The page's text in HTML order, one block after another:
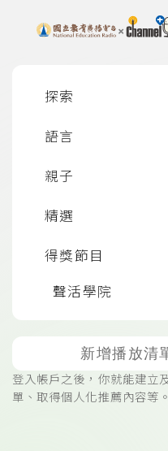
上方功能區塊
探索
語言
親子
精選
得獎節目
聲活學院
新增播放清
登入帳戶之後，你就能建立
單、取得個人化推薦內容等。